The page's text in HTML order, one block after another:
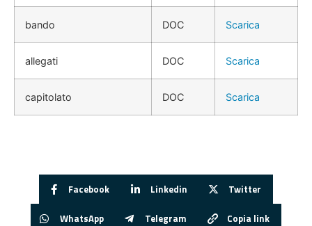
bando DOC Scarica
allegati DOC Scarica
capitolato DOC Scarica
Facebook Linkedin Twitter
WhatsApp Telegram Copia link